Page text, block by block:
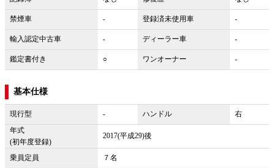
禁煙車 - 登録済未使用車 -
輸入認定中古車 - ディーラー車 -
鑑定書付き ○ ワンオーナー -
基本仕様
現行型 - ハンドル
右
年式
(初年度登録)
2017(平成29)後
乗員定員 ７名